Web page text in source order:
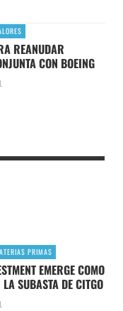
REANUDAR
CON BOEING
PRIMAS
EMERGE COMO
LA SUBASTA DE CITGO